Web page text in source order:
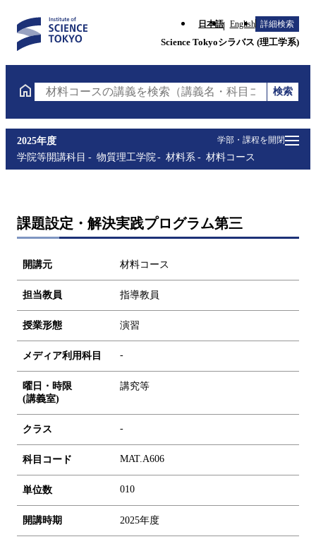
日本語 English 詳細検索
Science Tokyoシラバス (理工学系)
材料コースの講義を検索（講義名・科目コード・担当
検索
学部・課程を開閉
2025年度
学院等開講科目
物質理工学院 材料系 材料コース
課題設定・解決実践プログラム第三
開講元 材料コース
担当教員 指導教員
授業形態 演習
メディア利用科目 -
曜日・時限
(講義室)
講究等
クラス -
科目コード MAT.A606
単位数 010
開講時期 2025年度